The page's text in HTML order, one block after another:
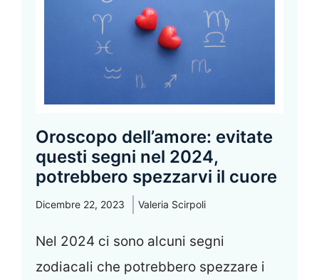
Oroscopo dell’amore: evitate
questi segni nel 2024,
potrebbero spezzarvi il cuore
Dicembre 22, 2023 Valeria Scirpoli
Nel 2024 ci sono alcuni segni
zodiacali che potrebbero spezzare i